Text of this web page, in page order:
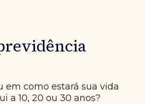
em como estará sua vida
a 10, 20 ou 30 anos?